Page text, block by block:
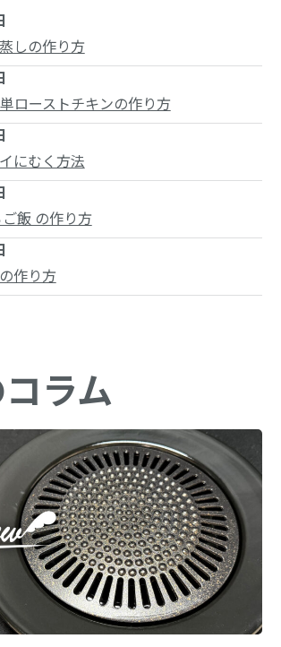
しの作り方
ローストチキンの作り方
にむく方法
飯 の作り方
作り方
ラム